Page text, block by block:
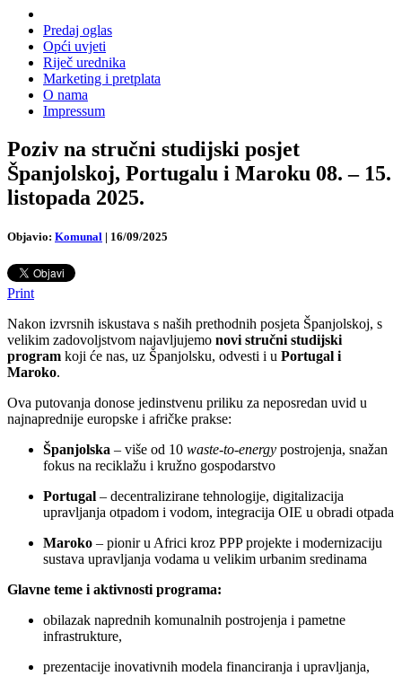
Predaj oglas
Opći uvjeti
Riječ urednika
Marketing i pretplata
O nama
Impressum
Poziv na stručni studijski posjet
Španjolskoj, Portugalu i Maroku 08. – 15.
listopada 2025.
Objavio: Komunal | 16/09/2025
Print
Nakon izvrsnih iskustava s naših prethodnih posjeta Španjolskoj, s
velikim zadovoljstvom najavljujemo novi stručni studijski
program koji će nas, uz Španjolsku, odvesti i u Portugal i
Maroko.
Ova putovanja donose jedinstvenu priliku za neposredan uvid u
najnaprednije europske i afričke prakse:
Španjolska – više od 10 waste-to-energy postrojenja, snažan
fokus na reciklažu i kružno gospodarstvo
Portugal – decentralizirane tehnologije, digitalizacija
upravljanja otpadom i vodom, integracija OIE u obradi otpada
Maroko – pionir u Africi kroz PPP projekte i modernizaciju
sustava upravljanja vodama u velikim urbanim sredinama
Glavne teme i aktivnosti programa:
obilazak naprednih komunalnih postrojenja i pametne
infrastrukture,
prezentacije inovativnih modela financiranja i upravljanja,